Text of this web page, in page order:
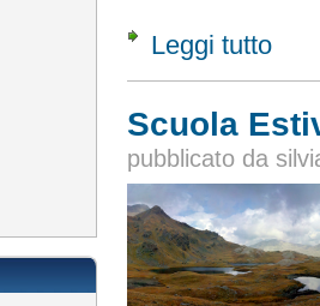
Leggi tutto
Scuola
pubblicato da